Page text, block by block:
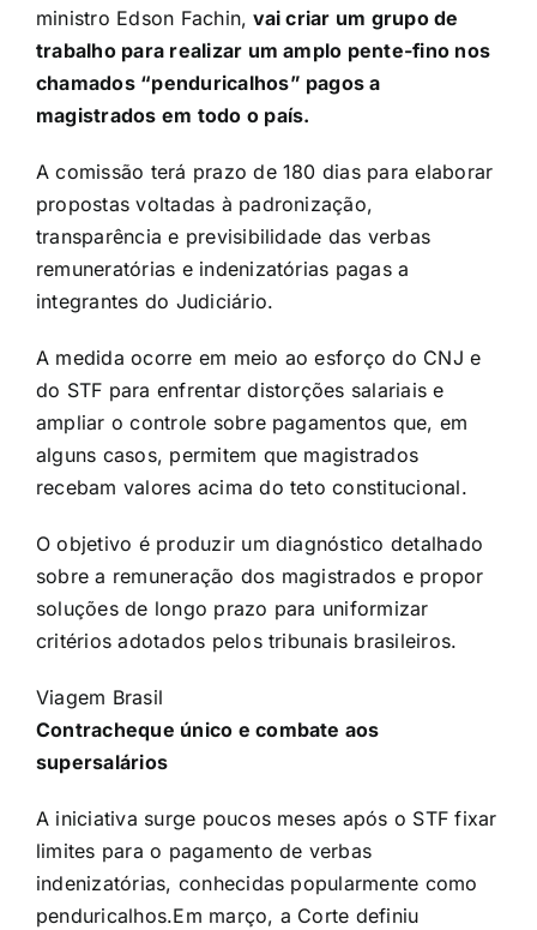
ministro Edson Fachin, vai criar um grupo de
trabalho para realizar um amplo pente-fino nos
chamados “penduricalhos” pagos a
magistrados em todo o país.
A comissão terá prazo de 180 dias para elaborar
propostas voltadas à padronização,
transparência e previsibilidade das verbas
remuneratórias e indenizatórias pagas a
integrantes do Judiciário.
A medida ocorre em meio ao esforço do CNJ e
do STF para enfrentar distorções salariais e
ampliar o controle sobre pagamentos que, em
alguns casos, permitem que magistrados
recebam valores acima do teto constitucional.
O objetivo é produzir um diagnóstico detalhado
sobre a remuneração dos magistrados e propor
soluções de longo prazo para uniformizar
critérios adotados pelos tribunais brasileiros.
Viagem Brasil
Contracheque único e combate aos
supersalários
A iniciativa surge poucos meses após o STF fixar
limites para o pagamento de verbas
indenizatórias, conhecidas popularmente como
penduricalhos.Em março, a Corte definiu